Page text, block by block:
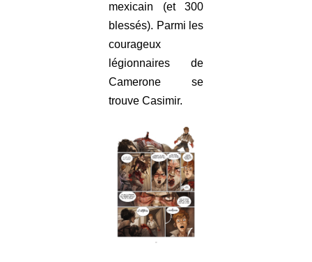
mexicain (et 300
blessés). Parmi les
courageux
légionnaires de
Camerone se
trouve Casimir.